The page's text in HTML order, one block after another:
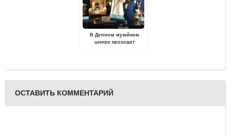
В Детском музейном
центре проходит
ОСТАВИТЬ КОММЕНТАРИЙ